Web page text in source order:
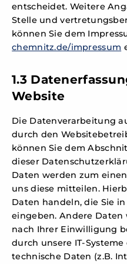
entscheidet. Weitere
Stelle und
können Sie dem
chemnitz.de/impressum
1.3
Website
Die Datenverarbeitung
durch den
können Sie dem
dieser
Daten werden zum
uns diese mitteilen.
Daten handeln, die Sie
eingeben. Andere
nach Ihrer Einwilligung
durch unsere IT-
technische Daten (z.B.